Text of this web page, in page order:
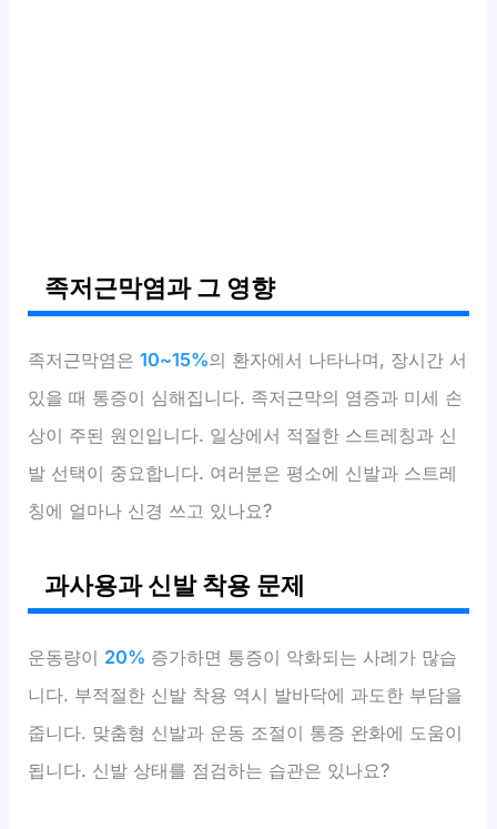
족저근막염과 그 영향
족저근막염은10~15%의 환자에서 나타나며, 장시간 서
있을 때 통증이 심해집니다. 족저근막의 염증과 미세 손
상이 주된 원인입니다. 일상에서 적절한 스트레칭과 신
발 선택이 중요합니다. 여러분은 평소에 신발과 스트레
칭에 얼마나 신경 쓰고 있나요?
과사용과 신발 착용 문제
운동량이 20% 증가하면 통증이 악화되는 사례가 많습
니다. 부적절한 신발 착용 역시 발바닥에 과도한 부담을
줍니다. 맞춤형 신발과 운동 조절이 통증 완화에 도움이
됩니다. 신발 상태를 점검하는 습관은 있나요?